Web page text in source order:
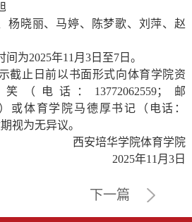
杨晓丽、马婷、陈梦歌、刘萍、赵
间为2025年11月3日至7日。
截止日前以书面形式向体育学院资
电话：13772062559；邮
）或体育学院马德厚书记（电话：
视为无异议。
西安培华学院体育学院
2025年11月3日
下一篇